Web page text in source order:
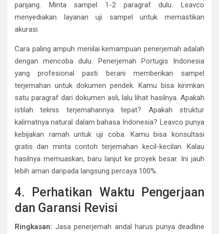
panjang. Minta sampel 1-2 paragraf dulu. Leavco
menyediakan layanan uji sampel untuk memastikan
akurasi.
Cara paling ampuh menilai kemampuan penerjemah adalah
dengan mencoba dulu. Penerjemah Portugis Indonesia
yang profesional pasti berani memberikan sampel
terjemahan untuk dokumen pendek. Kamu bisa kirimkan
satu paragraf dari dokumen asli, lalu lihat hasilnya. Apakah
istilah teknis terjemahannya tepat? Apakah struktur
kalimatnya natural dalam bahasa Indonesia? Leavco punya
kebijakan ramah untuk uji coba. Kamu bisa konsultasi
gratis dan minta contoh terjemahan kecil-kecilan. Kalau
hasilnya memuaskan, baru lanjut ke proyek besar. Ini jauh
lebih aman daripada langsung percaya 100%.
4. Perhatikan Waktu Pengerjaan
dan Garansi Revisi
Ringkasan: Jasa penerjemah andal harus punya deadline